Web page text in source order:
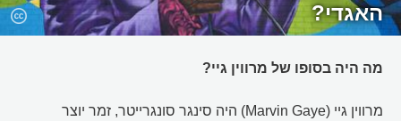
האגדי?
מה היה בסופו של מרווין גיי?
מרווין גיי (Marvin Gaye) היה סינגר סונגרייטר, זמר יוצר